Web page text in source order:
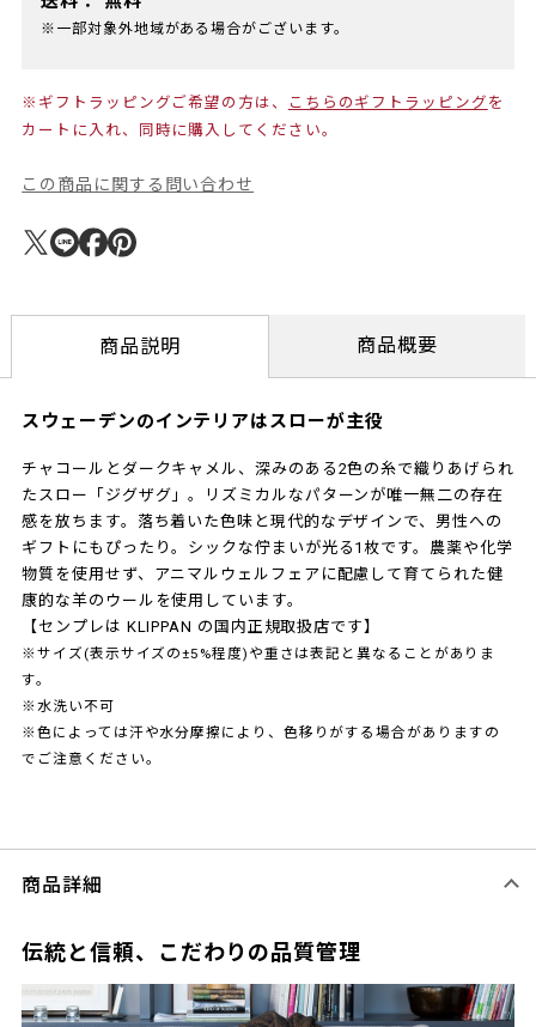
※一部対象外地域がある場合がございます。
※ギフトラッピングご希望の方は、 こちらのギフトラッピング を
カートに入れ、同時に購入してください。
この商品に関する問い合わせ
商品説明 商品概要
スウェーデンのインテリアはスローが主役
チャコールとダークキャメル、深みのある2色の糸で織りあげられ
たスロー「ジグザグ」。リズミカルなパターンが唯一無二の存在
感を放ちます。落ち着いた色味と現代的なデザインで、男性への
ギフトにもぴったり。シックな佇まいが光る1枚です。農薬や化学
物質を使用せず、アニマルウェルフェアに配慮して育てられた健
康的な羊のウールを使用しています。
【センプレは KLIPPAN の国内正規取扱店です】
※サイズ(表示サイズの±5%程度)や重さは表記と異なることがありま
す。
※水洗い不可
※色によっては汗や水分摩擦により、色移りがする場合がありますの
でご注意ください。
商品詳細
伝統と信頼、こだわりの品質管理